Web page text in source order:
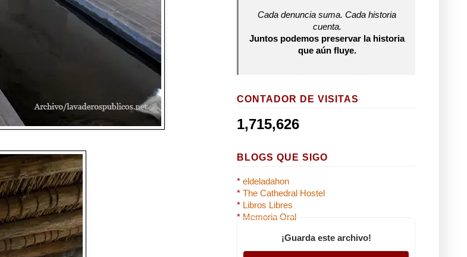
Cada denuncia suma. Cada historia
cuenta.
Juntos podemos preservar la historia
que aún fluye.
CONTADOR DE VISITAS
1,715,626
BLOGS QUE SIGO
* eldeladahon
* The Cathedral Hostel
* Libros Libres
* Memoria Oral
¡Guarda este archivo!